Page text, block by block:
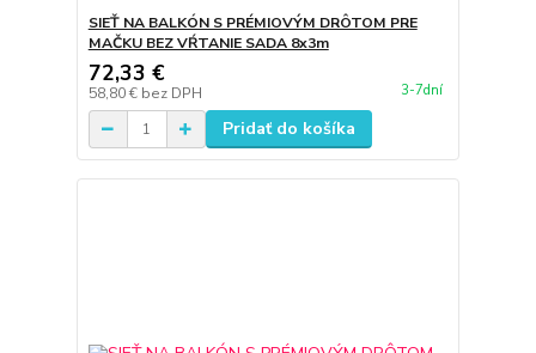
SIEŤ NA BALKÓN S PRÉMIOVÝM DRÔTOM PRE
MAČKU BEZ VŔTANIE SADA 8x3m
72,33 €
58,80 € bez DPH 3-7dní
Pridať do košíka